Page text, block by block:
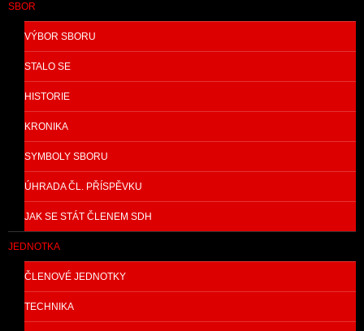
SBOR
VÝBOR SBORU
STALO SE
HISTORIE
KRONIKA
SYMBOLY SBORU
ÚHRADA ČL. PŘÍSPĚVKU
JAK SE STÁT ČLENEM SDH
JEDNOTKA
ČLENOVÉ JEDNOTKY
TECHNIKA